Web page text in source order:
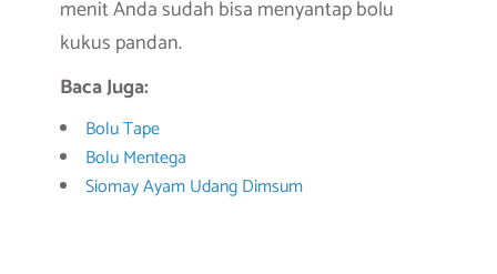
menit Anda sudah bisa menyantap bolu
kukus pandan.
Baca Juga:
Bolu Tape
Bolu Mentega
Siomay Ayam Udang Dimsum